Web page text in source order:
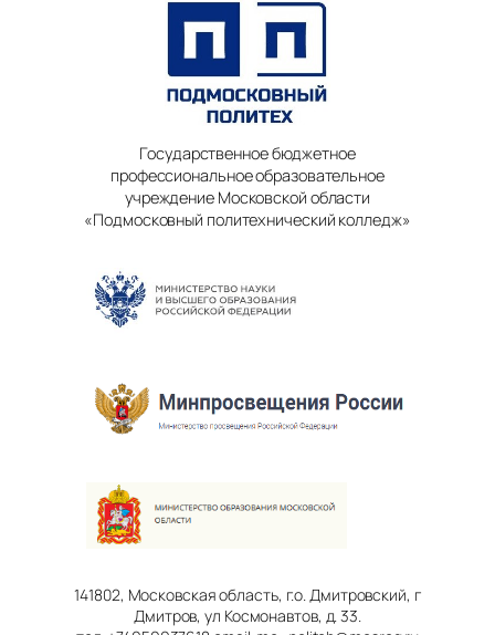
Государственное бюджетное
профессиональное образовательное
учреждение Московской области
«Подмосковный политехнический колледж»
141802, Московская область, г.о. Дмитровский, г
Дмитров, ул Космонавтов, д. 33.